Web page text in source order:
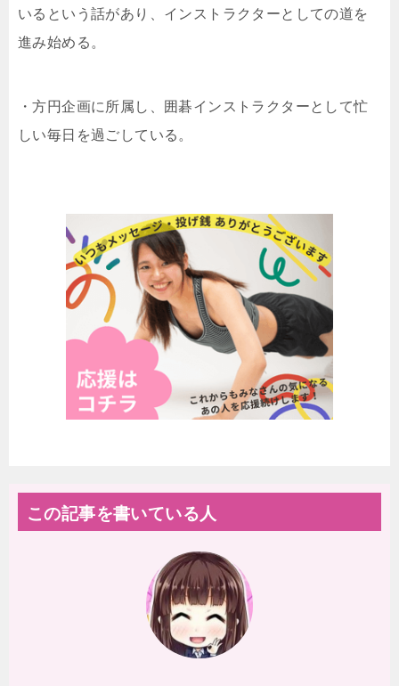
いるという話があり、インストラクターとしての道を
進み始める。
・方円企画に所属し、囲碁インストラクターとして忙
しい毎日を過ごしている。
この記事を書いている人